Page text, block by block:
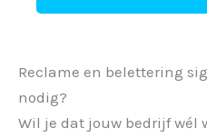
Reclame en belettering
nodig?
Wil je dat jouw bedrijf wél